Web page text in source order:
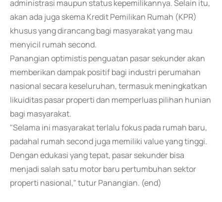
administrasi maupun status kepemilikannya. Selain itu,
akan ada juga skema Kredit Pemilikan Rumah (KPR)
khusus yang dirancang bagi masyarakat yang mau
menyicil rumah second.
Panangian optimistis penguatan pasar sekunder akan
memberikan dampak positif bagi industri perumahan
nasional secara keseluruhan, termasuk meningkatkan
likuiditas pasar properti dan memperluas pilihan hunian
bagi masyarakat.
"Selama ini masyarakat terlalu fokus pada rumah baru,
padahal rumah second juga memiliki value yang tinggi.
Dengan edukasi yang tepat, pasar sekunder bisa
menjadi salah satu motor baru pertumbuhan sektor
properti nasional," tutur Panangian. (end)